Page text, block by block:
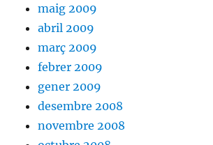
maig 2009
abril 2009
març 2009
febrer 2009
gener 2009
desembre 2008
novembre 2008